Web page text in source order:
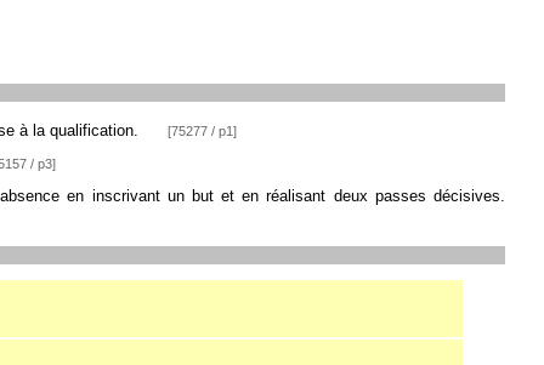
à la qualification. [75277 / p1]
/ p3]
en inscrivant un but et en réalisant deux passes décisives.